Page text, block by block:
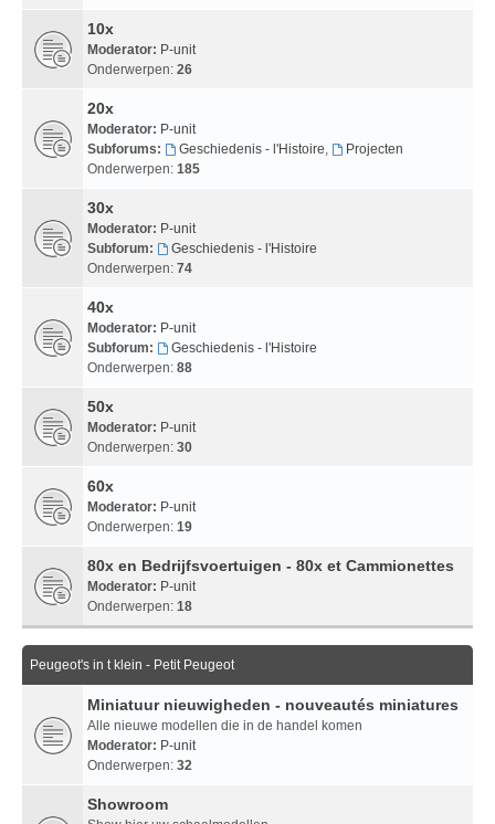
10x
Moderator: P-unit
Onderwerpen: 26
20x
Moderator: P-unit
Subforums:
Geschiedenis - l'Histoire,
Projecten
Onderwerpen: 185
30x
Moderator: P-unit
Subforum:
Geschiedenis - l'Histoire
Onderwerpen: 74
40x
Moderator: P-unit
Subforum:
Geschiedenis - l'Histoire
Onderwerpen: 88
50x
Moderator: P-unit
Onderwerpen: 30
60x
Moderator: P-unit
Onderwerpen: 19
80x en Bedrijfsvoertuigen - 80x et Cammionettes
Moderator: P-unit
Onderwerpen: 18
Peugeot's in t klein - Petit Peugeot
Miniatuur nieuwigheden - nouveautés miniatures
Alle nieuwe modellen die in de handel komen
Moderator: P-unit
Onderwerpen: 32
Showroom